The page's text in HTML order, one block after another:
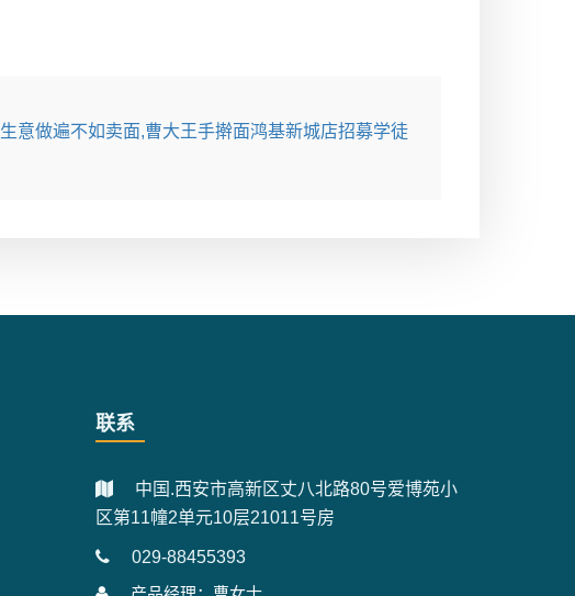
生意做遍不如卖面,曹大王手擀面鸿基新城店招募学徒
联系
中国.西安市高新区丈八北路80号爱博苑小
区第11幢2单元10层21011号房
029-88455393